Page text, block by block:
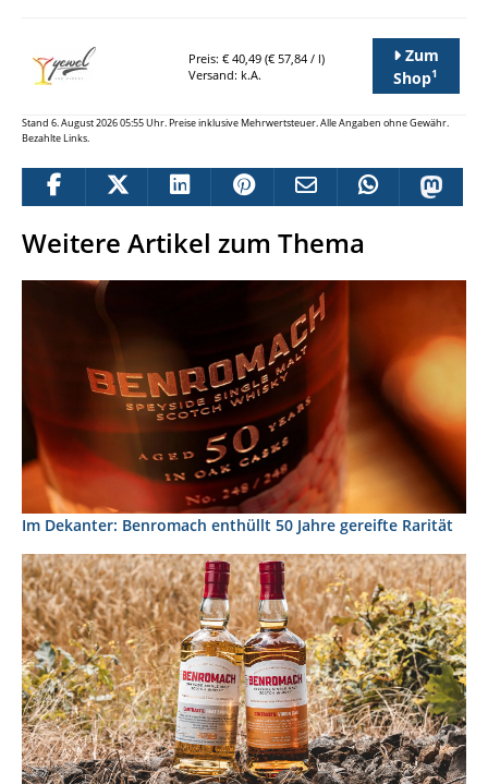
Preis: € 40,49 (€ 57,84 / l)
Versand: k.A.
Zum
Shop1
Stand 6. August 2026 05:55 Uhr. Preise inklusive Mehrwertsteuer. Alle Angaben ohne Gewähr.
Bezahlte Links.
Weitere Artikel zum Thema
Im Dekanter: Benromach enthüllt 50 Jahre gereifte Rarität